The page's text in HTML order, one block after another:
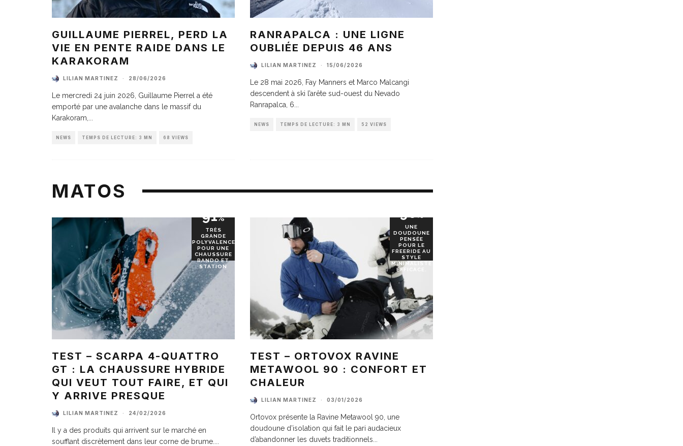
GUILLAUME PIERREL, PERD LA
VIE EN PENTE RAIDE DANS LE
KARAKORAM
LILIAN MARTINEZ · 28/06/2026
Le mercredi 24 juin 2026, Guillaume Pierrel a été
emporté par une avalanche dans le massif du
Karakoram,
NEWS TEMPS DE LECTURE: 3 MN 68 VIEWS
RANRAPALCA : UNE LIGNE
OUBLIÉE DEPUIS 46 ANS
LILIAN MARTINEZ · 15/06/2026
Le 28 mai 2026, Fay Manners et Marco Malcangi
descendent à ski l’arête sud-ouest du Nevado
Ranrapalca, 6
NEWS TEMPS DE LECTURE: 3 MN 52 VIEWS
MATOS
91%
TRÈS
GRANDE
POLYVALENCE
POUR UNE
CHAUSSURE
RANDO ET
STATION
TEST – SCARPA 4-QUATTRO
GT : LA CHAUSSURE HYBRIDE
QUI VEUT TOUT FAIRE, ET QUI
Y ARRIVE PRESQUE
LILIAN MARTINEZ · 24/02/2026
Il y a des produits qui arrivent sur le marché en
soufflant discrètement dans leur corne de brume.
90%
UNE
DOUDOUNE
PENSÉE
POUR LE
FREERIDE AU
STYLE
MINIMALISTE
EFFICACE.
TEST – ORTOVOX RAVINE
METAWOOL 90 : CONFORT ET
CHALEUR
LILIAN MARTINEZ · 03/01/2026
Ortovox présente la Ravine Metawool 90, une
doudoune d’isolation qui fait le pari audacieux
d’abandonner les duvets traditionnels